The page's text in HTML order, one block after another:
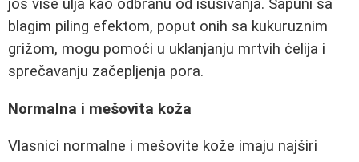
još više ulja kao odbranu od isušivanja. Sapuni sa
blagim piling efektom, poput onih sa kukuruznim
grižom, mogu pomoći u uklanjanju mrtvih ćelija i
sprečavanju začepljenja pora.
Normalna i mešovita koža
Vlasnici normalne i mešovite kože imaju najširi